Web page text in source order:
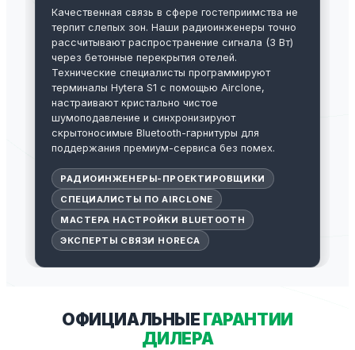
Качественная связь в сфере гостеприимства не
терпит слепых зон. Наши радиоинженеры точно
рассчитывают распространение сигнала (3 Вт)
через бетонные перекрытия отелей.
Технические специалисты программируют
терминалы Hytera S1 с помощью Airclone,
настраивают кристально чистое
шумоподавление и синхронизируют
скрытоносимые Bluetooth-гарнитуры для
поддержания премиум-сервиса без помех.
РАДИОИНЖЕНЕРЫ-ПРОЕКТИРОВЩИКИ
СПЕЦИАЛИСТЫ ПО AIRCLONE
МАСТЕРА НАСТРОЙКИ BLUETOOTH
ЭКСПЕРТЫ СВЯЗИ HORECA
ОФИЦИАЛЬНЫЕ ГАРАНТИИ
ДИЛЕРА